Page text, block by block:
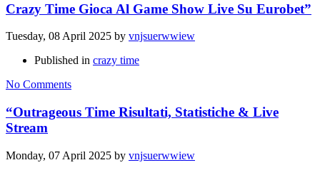
Crazy Time Gioca Al Game Show Live Su Eurobet”
Tuesday, 08 April 2025 by vnjsuerwwiew
Published in crazy time
No Comments
“Outrageous Time Risultati, Statistiche & Live
Stream
Monday, 07 April 2025 by vnjsuerwwiew